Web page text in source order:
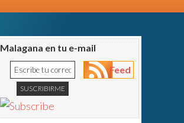
Malagana en tu e-mail
Feed